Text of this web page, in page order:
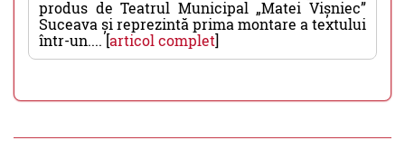
produs de Teatrul Municipal „Matei Vișniec”
Suceava și reprezintă prima montare a textului
într-un.... [articol complet]